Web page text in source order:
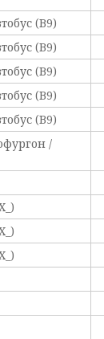
(B9)
(B9)
(B9)
(B9)
(B9)
/